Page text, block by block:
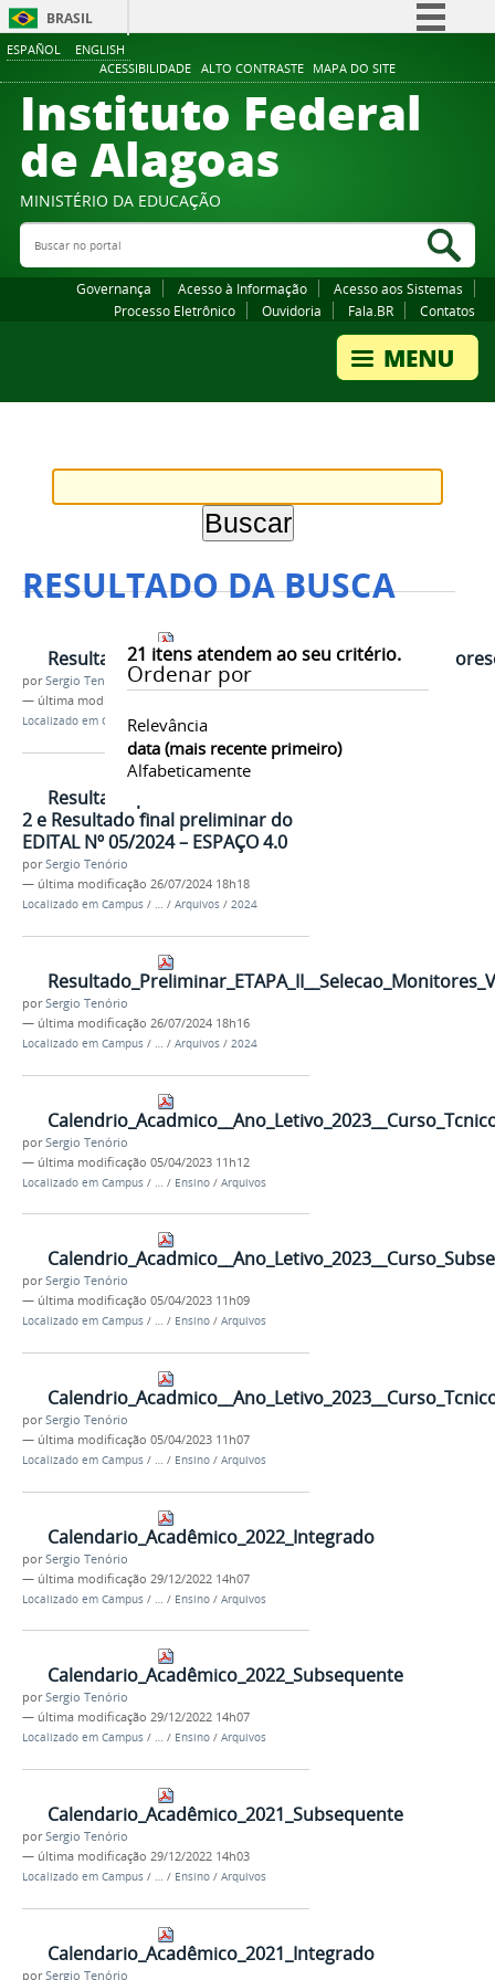
ESPAÑOL ENGLISH
ACESSIBILIDADE ALTO CONTRASTE MAPA DO SITE
BRASIL
Comunica BR
Participe
Canais
Instituto Federal
de Alagoas
MINISTÉRIO DA EDUCAÇÃO
Buscar no portal
Governança Acesso à Informação
Acesso aos Sistemas
Processo Eletrônico
Ouvidoria Fala.BR Contatos
RESULTADO DA BUSCA
21 itens atendem ao seu critério.
Ordenar por
Relevância
data (mais recente primeiro)
Alfabeticamente
porSergio Tenório
— última modificação
Localizado em Campus /…/Arquivos
Resultado preliminar da ETAPA
2 e Resultado final preliminar do
EDITAL Nº 05/2024 – ESPAÇO 4.0
porSergio Tenório
— última modificação 26/07/2024 18h18
Localizado em Campus / … / Arquivos / 2024
porSergio Tenório
— última modificação 26/07/2024 18h16
Localizado em Campus / … / Arquivos / 2024
porSergio Tenório
— última modificação 05/04/2023 11h12
Localizado em Campus / / Ensino / Arquivos
porSergio Tenório
— última modificação 05/04/2023 11h09
Localizado em Campus / … / Ensino / Arquivos
porSergio Tenório
— última modificação 05/04/2023 11h07
Localizado em Campus / … / Ensino / Arquivos
Calendario_Acadêmico_2022_Integrado
porSergio Tenório
— última modificação 29/12/2022 14h07
Localizado em Campus / … / Ensino / Arquivos
Calendario_Acadêmico_2022_Subsequente
porSergio Tenório
— última modificação 29/12/2022 14h07
Localizado em Campus / … / Ensino / Arquivos
Calendario_Acadêmico_2021_Subsequente
porSergio Tenório
— última modificação 29/12/2022 14h03
Localizado em Campus / … / Ensino / Arquivos
Calendario_Acadêmico_2021_Integrado
porSergio Tenório